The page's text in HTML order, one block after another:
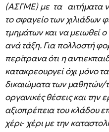
(ΑΣΓΜΕ) με τα αιτήματα
το σφαγείο των χιλιάδων
τμημάτων και να μειωθεί
ανά τάξη. Για πολλοστή
περίτρανα ότι η
κατακρεουργεί όχι μόνο
δικαιώματα των μαθητών/
οργανικές θέσεις και την
αξιοπρέπεια του κλάδου
χέρι- χέρι με την